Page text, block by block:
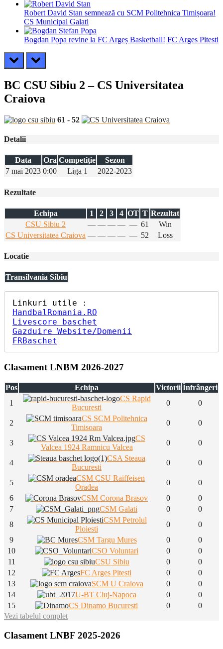
Robert David Stan semnează cu SCM Politehnica Timișoara!
CS Municipal Galati
Bogdan Popa revine la FC Argeș Basketball! FC Arges Pitesti
prev next
BC CSU Sibiu 2 – CS Universitatea
Craiova
61 - 52
Detalii
Data Ora Competiție
Sezon
7 mai 2023 0:00 Liga 1 2022-2023
Rezultate
Echipa 1 2 3 4 OT T Rezultat
CSU Sibiu 2
— — — — — 61
Win
CS Universitatea Craiova — — — — — 52 Loss
Locatie
Transilvania Sibiu
HandbalRomania.RO
Livescore baschet
Gazduire Website/Domenii
FRBaschet
Clasament LNBM 2026-2027
Pos Echipa Victorii Înfrângeri
1
CS Rapid
Bucuresti
0 0
2
CS SCM Politehnica
Timisoara
0 0
3
CS
Valcea 1924 Ramnicu Valcea
0 0
4
CSA Steaua
Bucuresti
0 0
5
CSM CSU Raiffeisen
Oradea
0
0
6
CSM Corona Brasov 0
0
7
CSM Galati 0
0
8
CSM Petrolul
Ploiesti
0
0
9
CSM Targu Mures 0
0
10
CSO Voluntari 0
0
11
CSU Sibiu 0
0
12
FC Arges Pitesti 0
0
13
SCM U Craiova 0
0
14
U-BT Cluj-Napoca 0
0
15
CS Dinamo Bucuresti 0
0
Vezi tabelul complet
Clasament LNBF 2025-2026